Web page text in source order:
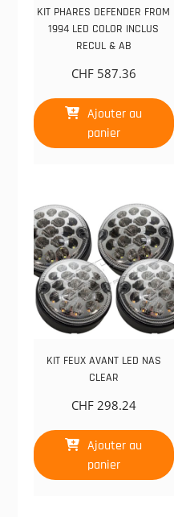
KIT PHARES DEFENDER FROM
1994 LED COLOR INCLUS
RECUL & AB
CHF587.36
Ajouter au
panier
KIT FEUX AVANT LED NAS
CLEAR
CHF298.24
Ajouter au
panier